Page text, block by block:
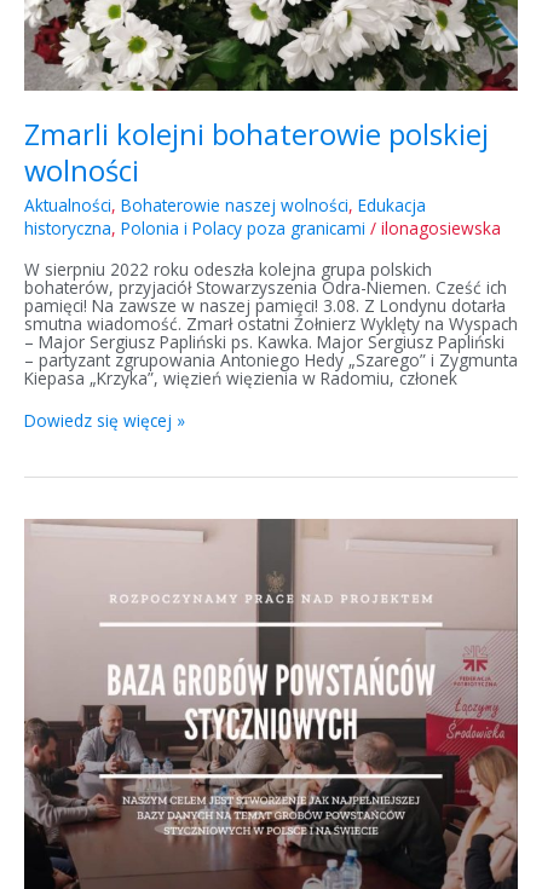
Zmarli kolejni bohaterowie polskiej
wolności
Aktualności, Bohaterowie naszej wolności, Edukacja
historyczna, Polonia i Polacy poza granicami / ilonagosiewska
W sierpniu 2022 roku odeszła kolejna grupa polskich
bohaterów, przyjaciół Stowarzyszenia Odra-Niemen. Cześć ich
pamięci! Na zawsze w naszej pamięci! 3.08. Z Londynu dotarła
smutna wiadomość. Zmarł ostatni Żołnierz Wyklęty na Wyspach
– Major Sergiusz Papliński ps. Kawka. Major Sergiusz Papliński
– partyzant zgrupowania Antoniego Hedy „Szarego” i Zygmunta
Kiepasa „Krzyka”, więzień więzienia w Radomiu, członek
Dowiedz się więcej »
Baza